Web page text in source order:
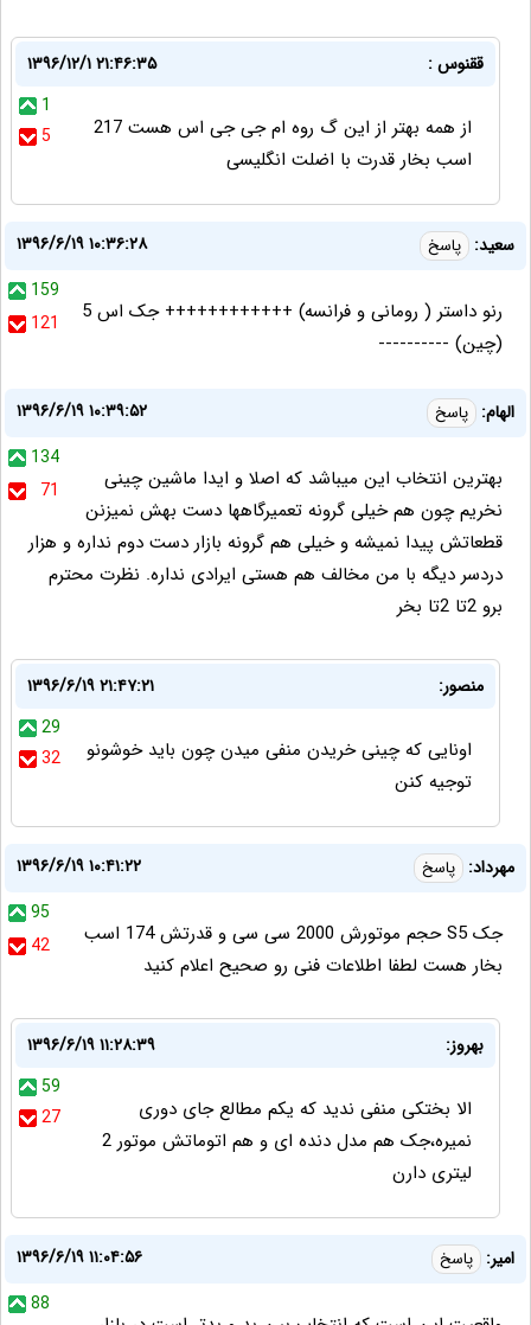
ققنوس :
۱۳۹۶/۱۲/۱ ۲۱:۴۶:۳۵
1
5
از همه بهتر از این گ روه ام جی جی اس هست 217
اسب بخار قدرت با اضلت انگلیسی
سعید: پاسخ
۱۳۹۶/۶/۱۹ ۱۰:۳۶:۲۸
159
121
رنو داستر ( رومانی و فرانسه) ++++++++++++ جک اس 5
(چین) ----------
الهام: پاسخ
۱۳۹۶/۶/۱۹ ۱۰:۳۹:۵۲
134
71
بهترین انتخاب این میباشد که اصلا و ایدا ماشین چینی
نخریم چون هم خیلی گرونه تعمیرگاهها دست بهش نمیزنن
قطعاتش پیدا نمیشه و خیلی هم گرونه بازار دست دوم نداره و هزار
دردسر دیگه با من مخالف هم هستی ایرادی نداره. نظرت محترم
برو 2تا 2تا بخر
منصور:
۱۳۹۶/۶/۱۹ ۲۱:۴۷:۲۱
29
32
اونایی که چینی خریدن منفی میدن چون باید خوشونو
توجیه کنن
مهرداد: پاسخ
۱۳۹۶/۶/۱۹ ۱۰:۴۱:۲۲
95
42
جک S5 حجم موتورش 2000 سی سی و قدرتش 174 اسب
بخار هست لطفا اطلاعات فنی رو صحیح اعلام کنید
بهروز:
۱۳۹۶/۶/۱۹ ۱۱:۲۸:۳۹
59
27
الا بختکی منفی ندید که یکم مطالع جای دوری
نمیره،جک هم مدل دنده ای و هم اتوماتش موتور 2
لیتری دارن
امیر: پاسخ
۱۳۹۶/۶/۱۹ ۱۱:۰۴:۵۶
88